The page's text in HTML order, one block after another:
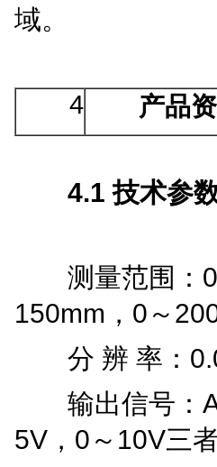
域。
4 产品
4.1技术参
测量范围： 0
150mm ， 0 ～
分 辨 率：
输出信号：
5V ， 0 ～ 10V三